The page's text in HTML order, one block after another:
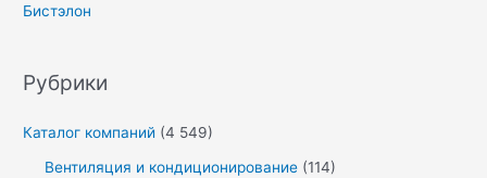
Бистэлон
Рубрики
Каталог компаний (4 549)
Вентиляция и кондиционирование (114)